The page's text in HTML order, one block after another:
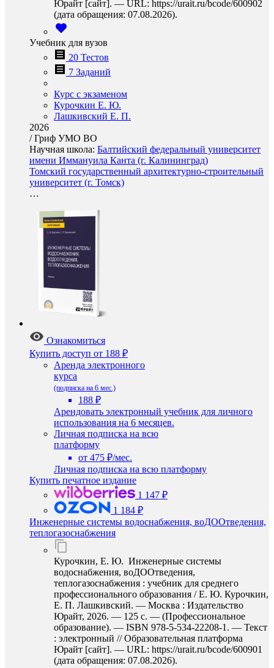
Юрайт [сайт]. — URL: https://urait.ru/bcode/600902
(дата обращения: 07.08.2026).
Учебник для вузов
20 Тестов
7 Заданий
Курс с экзаменом
Курочкин Е. Ю.
Лашкивский Е. П.
2026
/Гриф УМО ВО
Научная школа: Балтийский федеральный университет
имени Иммануила Канта (г. Калининград)
Томский государственный архитектурно-строительный
университет (г. Томск)
…
Ознакомиться
Купить доступ от 188 ₽
Аренда электронного
курса
(подписка на 6 мес.)
188 ₽
Арендовать электронный учебник для личного
использования на 6 месяцев.
Личная подписка на всю
платформу
от 475 ₽/мес.
Личная подписка на всю платформу
Купить печатное издание
1 147 ₽
1 184 ₽
Инженерные системы водоснабжения, воДООтведения,
теплогазоснабжения
Курочкин, Е. Ю. Инженерные системы
водоснабжения, воДООтведения,
теплогазоснабжения : учебник для среднего
профессионального образования / Е. Ю. Курочкин,
Е. П. Лашкивский. — Москва : Издательство
Юрайт, 2026. — 125 с. — (Профессиональное
образование). — ISBN 978-5-534-22208-1. — Текст
: электронный // Образовательная платформа
Юрайт [сайт]. — URL: https://urait.ru/bcode/600901
(дата обращения: 07.08.2026).